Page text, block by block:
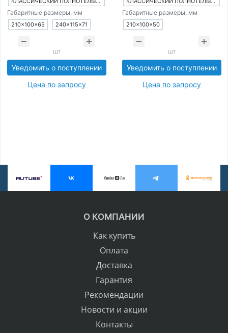
Габаритные размеры, мм
210×100×65 240×115×71
шт
Уведомить о поступлении
Цена по запросу
Габаритные размеры, мм
210×100×50
шт
Уведомить о поступлении
Цена по запросу
О КОМПАНИИ
Как купить
Оплата
Доставка
Гарантия
Рекомендации
Новости и акции
Контакты